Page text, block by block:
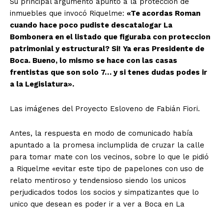
inmuebles que invocó Riquelme: «Te acordas Roman
cuando hace poco pudiste descatalogar La
Bombonera en el listado que figuraba con proteccion
patrimonial y estructural? Si! Ya eras Presidente de
Boca. Bueno, lo mismo se hace con las casas
frentistas que son solo 7… y si tenes dudas podes ir
a la Legislatura».
Las imágenes del Proyecto Esloveno de Fabián Fiori.
Antes, la respuesta en modo de comunicado había
apuntado a la promesa inclumplida de cruzar la calle
para tomar mate con los vecinos, sobre lo que le pidió
a Riquelme «evitar este tipo de papelones con uso de
relato mentiroso y tendensioso siendo los unicos
perjudicados todos los socios y simpatizantes que lo
unico que desean es poder ir a ver a Boca en La